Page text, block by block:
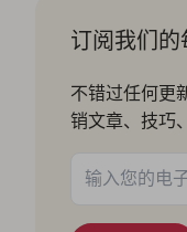
订阅我们的
不错过任何更
销文章、技巧